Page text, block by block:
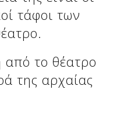
τάφοι των
το θέατρο
της αρχαίας